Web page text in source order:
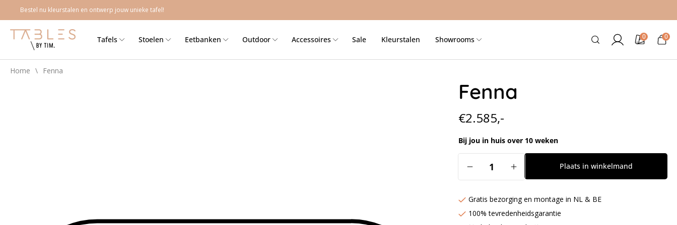
naar de
content
Bestel nu kleurstalen en ontwerp jouw unieke tafel!
Tafels Stoelen Eetbanken Outdoor Accessoires Sale Kleurstalen Showrooms InloggenKleurstalen
0 0
Home \
Fenna
Fenna
Normale
prijs
€2.585,-
Bij jou in huis over 10 weken
Aantal
verlagen
Fenna
Aantal
verhogen
Fenna
Plaats in winkelmand
Gratis bezorging en montage in NL & BE
100% tevredenheidsgarantie